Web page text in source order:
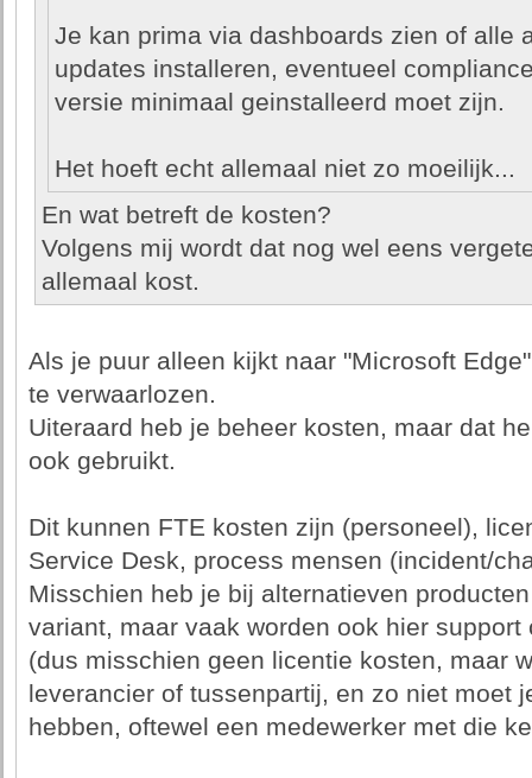
Je kan prima via dashboards zien of alle
updates installeren, eventueel
versie minimaal geinstalleerd moet zijn.
Het hoeft echt allemaal niet zo moeilijk...
En wat betreft de kosten?
Volgens mij wordt dat nog wel eens
allemaal kost.
Als je puur alleen kijkt naar "Microsoft
te verwaarlozen.
Uiteraard heb je beheer kosten, maar dat
ook gebruikt.
Dit kunnen FTE kosten zijn (personeel),
Service Desk, process mensen (incident/
Misschien heb je bij alternatieven
variant, maar vaak worden ook hier
(dus misschien geen licentie kosten, maar
leverancier of tussenpartij, en zo niet moet
hebben, oftewel een medewerker met die